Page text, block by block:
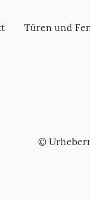
Türen und
©